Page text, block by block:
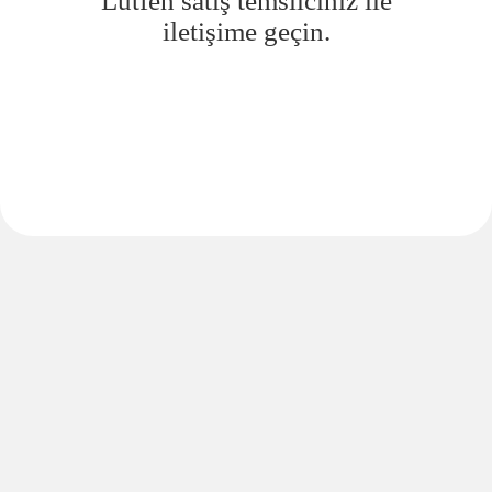
iletişime geçin.